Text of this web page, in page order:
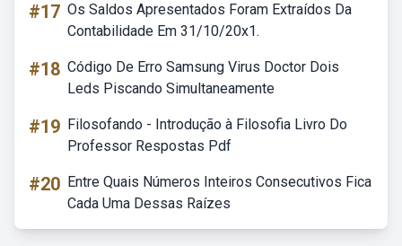
#17 Os Saldos Apresentados Foram Extraídos Da
Contabilidade Em 31/10/20x1.
#18 Código De Erro Samsung Virus Doctor Dois
Leds Piscando Simultaneamente
#19 Filosofando - Introdução à Filosofia Livro Do
Professor Respostas Pdf
#20 Entre Quais Números Inteiros Consecutivos Fica
Cada Uma Dessas Raízes